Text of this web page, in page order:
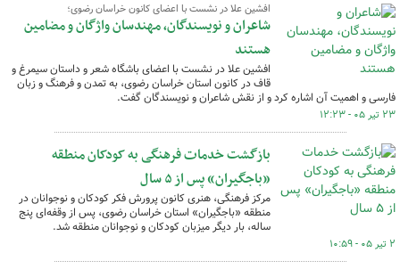
افشین علا در نشست با اعضای کانون خراسان رضوی؛‌
شاعران و نویسندگان، مهندسان واژگان و مضامین
هستند
افشین علا در نشست با اعضای باشگاه شعر و داستان سیمرغ و
قاف در کانون استان خراسان رضوی، به تمدن و فرهنگ و زبان
فارسی و اهمیت آن اشاره کرد و از نقش شاعران و نویسندگان گفت.
۲۳ تیر ۰۵ - ۱۲:۲۳
بازگشت خدمات فرهنگی به کودکان منطقه
«باجگیران» پس از ۵ سال
مرکز فرهنگی، هنری کانون پرورش فکر کودکان و نوجوانان در
منطقه «باجگیران» استان خراسان رضوی، پس از وقفه‌ای پنج
‌ساله، بار دیگر میزبان کودکان و نوجوانان منطقه شد.
۲ تیر ۰۵ - ۱۰:۵۹